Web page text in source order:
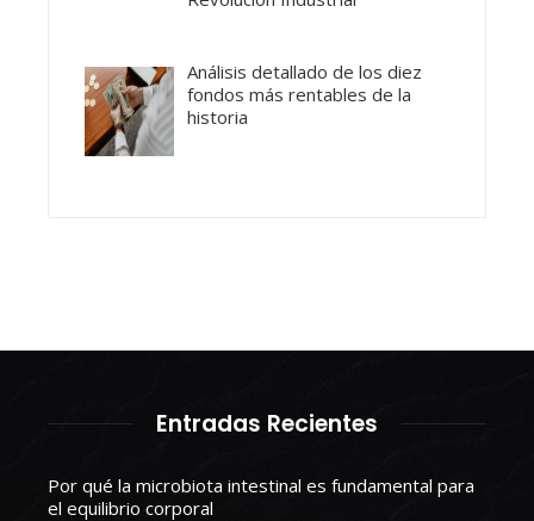
Análisis detallado de los diez
fondos más rentables de la
historia
Entradas Recientes
Por qué la microbiota intestinal es fundamental para
el equilibrio corporal